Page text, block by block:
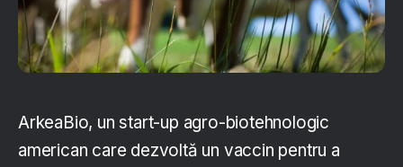
ArkeaBio, un start-up agro-biotehnologic
american care dezvoltă un vaccin pentru a